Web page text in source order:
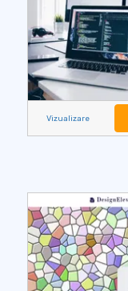
Vizualizare